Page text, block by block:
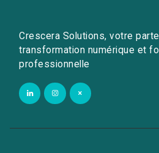
Crescera Solutions, votre
transformation numérique et
professionnelle